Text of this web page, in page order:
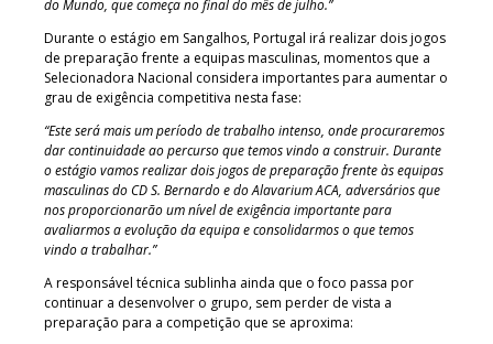
do Mundo, que começa no final do mês de julho.”
Durante o estágio em Sangalhos, Portugal irá realizar dois jogos
de preparação frente a equipas masculinas, momentos que a
Selecionadora Nacional considera importantes para aumentar o
grau de exigência competitiva nesta fase:
“Este será mais um período de trabalho intenso, onde procuraremos
dar continuidade ao percurso que temos vindo a construir. Durante
o estágio vamos realizar dois jogos de preparação frente às equipas
masculinas do CD S. Bernardo e do Alavarium ACA, adversários que
nos proporcionarão um nível de exigência importante para
avaliarmos a evolução da equipa e consolidarmos o que temos
vindo a trabalhar.”
A responsável técnica sublinha ainda que o foco passa por
continuar a desenvolver o grupo, sem perder de vista a
preparação para a competição que se aproxima: